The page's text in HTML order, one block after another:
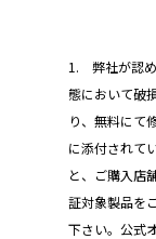
1. 弊社が認め
態において破
り、無料にて
に添付されて
と、ご購入店
証対象製品を
下さい。公式